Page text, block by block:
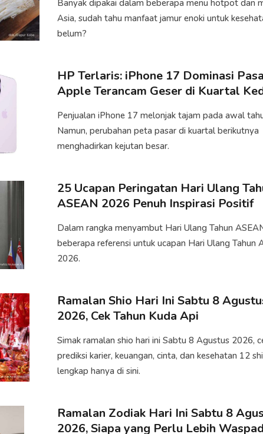
Banyak dipakai dalam beberapa menu hotpot dan
Asia, sudah tahu manfaat jamur enoki untuk
belum?
HP Terlaris: iPhone 17 Dominasi
Apple Terancam Geser di Kuartal
Penjualan iPhone 17 melonjak tajam pada awal
Namun, perubahan peta pasar di kuartal berikutnya
menghadirkan kejutan besar.
25 Ucapan Peringatan Hari Ulang
ASEAN 2026 Penuh Inspirasi Positif
Dalam rangka menyambut Hari Ulang Tahun
beberapa referensi untuk ucapan Hari Ulang Tahun
2026.​
Ramalan Shio Hari Ini Sabtu 8
2026, Cek Tahun Kuda Api
Simak ramalan shio hari ini Sabtu 8 Agustus 2026,
prediksi karier, keuangan, cinta, dan kesehatan 12
lengkap hanya di sini.​
Ramalan Zodiak Hari Ini Sabtu 8
2026, Siapa yang Perlu Lebih